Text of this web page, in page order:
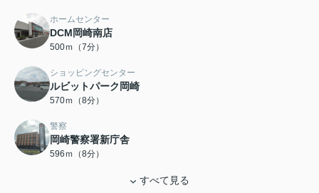
ホームセンター
DCM岡崎南店
500ｍ（7分）
ショッピングセンター
ルビットパーク岡崎
570ｍ（8分）
警察
岡崎警察署新庁舎
596ｍ（8分）
すべて見る